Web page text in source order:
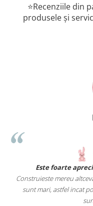
⭐Recenziile din
produsele și
Este foarte
Construieste mereu
sunt mari, astfel incat